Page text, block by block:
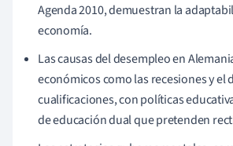
Agenda 2010, demuestran la
economía.
Las causas del desempleo en
económicos como las recesiones y el
cualificaciones, con políticas
de educación dual que pretenden